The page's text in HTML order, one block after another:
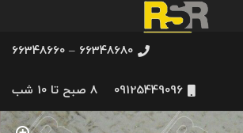
66348680 – 66348660
09125449096 8 صبح تا 10 شب